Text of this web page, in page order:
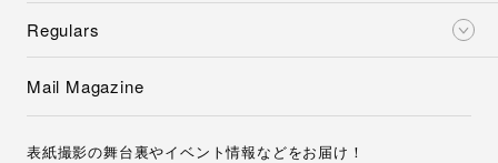
Regulars
Mail Magazine
表紙撮影の舞台裏やイベント情報などをお届け！